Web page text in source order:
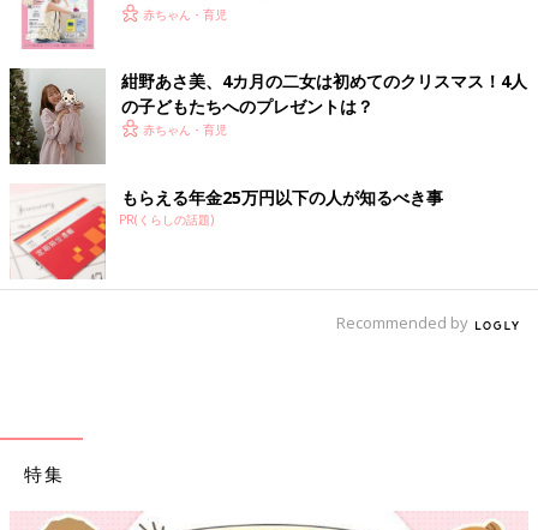
赤ちゃん・育児
紺野あさ美、4カ月の二女は初めてのクリスマス！4人
の子どもたちへのプレゼントは？
赤ちゃん・育児
もらえる年金25万円以下の人が知るべき事
PR(くらしの話題)
Recommended by
特集